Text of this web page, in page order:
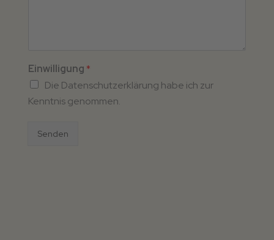
Einwilligung *
Die Datenschutzerklärung habe ich zur
Kenntnis genommen.
Senden